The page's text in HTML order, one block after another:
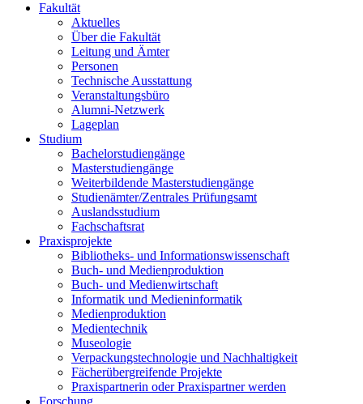
Fakultät
Aktuelles
Über die Fakultät
Leitung und Ämter
Personen
Technische Ausstattung
Veranstaltungsbüro
Alumni-Netzwerk
Lageplan
Studium
Bachelorstudiengänge
Masterstudiengänge
Weiterbildende Masterstudiengänge
Studienämter/Zentrales Prüfungsamt
Auslandsstudium
Fachschaftsrat
Praxisprojekte
Bibliotheks- und Informationswissenschaft
Buch- und Medienproduktion
Buch- und Medienwirtschaft
Informatik und Medieninformatik
Medienproduktion
Medientechnik
Museologie
Verpackungstechnologie und Nachhaltigkeit
Fächerübergreifende Projekte
Praxispartnerin oder Praxispartner werden